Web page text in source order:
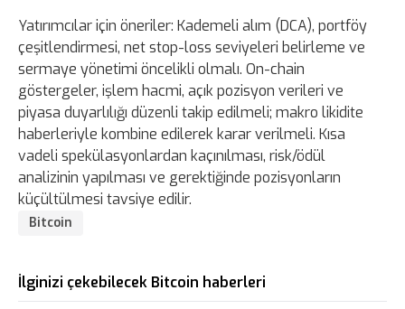
Yatırımcılar için öneriler: Kademeli alım (DCA), portföy
çeşitlendirmesi, net stop-loss seviyeleri belirleme ve
sermaye yönetimi öncelikli olmalı. On-chain
göstergeler, işlem hacmi, açık pozisyon verileri ve
piyasa duyarlılığı düzenli takip edilmeli; makro likidite
haberleriyle kombine edilerek karar verilmeli. Kısa
vadeli spekülasyonlardan kaçınılması, risk/ödül
analizinin yapılması ve gerektiğinde pozisyonların
küçültülmesi tavsiye edilir.
Bitcoin
İlginizi çekebilecek Bitcoin haberleri